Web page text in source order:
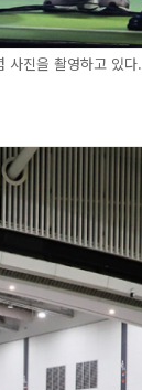
사진을 촬영하고 있다.